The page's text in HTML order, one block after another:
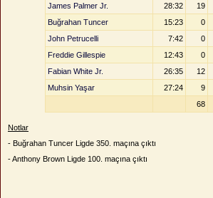
James Palmer Jr.
28:32 19
Buğrahan Tuncer
15:23 0
John Petrucelli
7:42 0
Freddie Gillespie
12:43 0
Fabian White Jr.
26:35 12
Muhsin Yaşar
27:24 9
68
Notlar
- Buğrahan Tuncer Ligde 350. maçına çıktı
- Anthony Brown Ligde 100. maçına çıktı